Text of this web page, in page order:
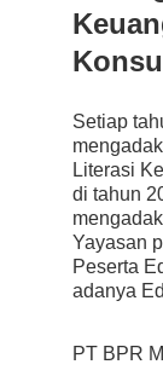
Setiap
Literasi
di tahun
Yayasan
Peserta
adanya
PT BPR